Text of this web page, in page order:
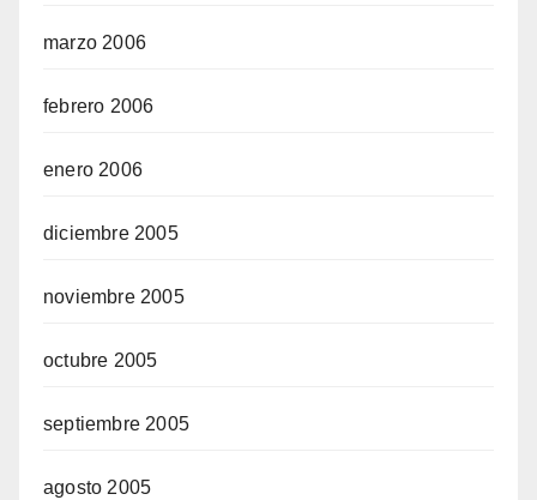
marzo 2006
febrero 2006
enero 2006
diciembre 2005
noviembre 2005
octubre 2005
septiembre 2005
agosto 2005